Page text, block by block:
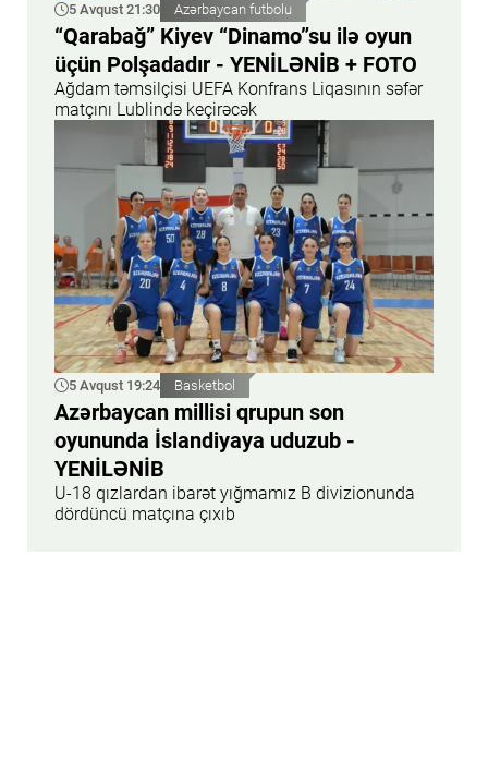
5 Avqust 21:30 Azərbaycan futbolu
“Qarabağ” Kiyev “Dinamo”su ilə oyun
üçün Polşadadır - YENİLƏNİB + FOTO
Ağdam təmsilçisi UEFA Konfrans Liqasının səfər
matçını Lublində keçirəcək
5 Avqust 19:24 Basketbol
Azərbaycan millisi qrupun son
oyununda İslandiyaya uduzub -
YENİLƏNİB
U-18 qızlardan ibarət yığmamız B divizionunda
dördüncü matçına çıxıb